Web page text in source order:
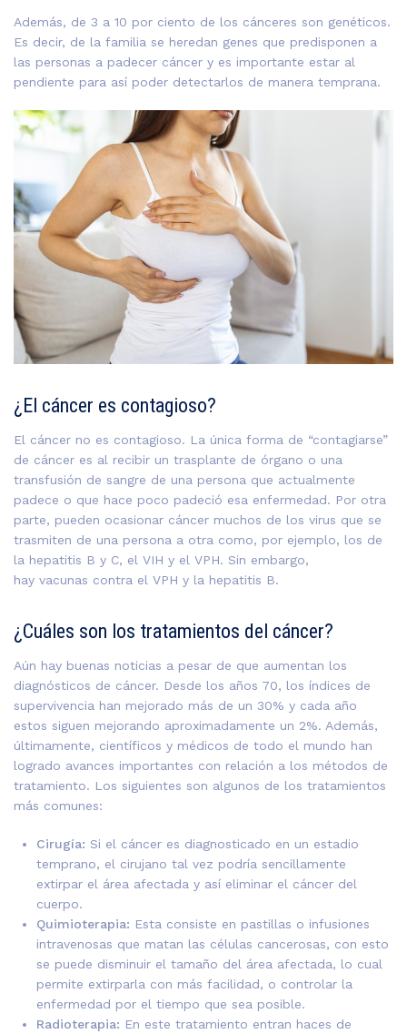
Además, de 3 a 10 por ciento de los cánceres son genéticos.
Es decir, de la familia se heredan genes que predisponen a
las personas a padecer cáncer y es importante estar al
pendiente para así poder detectarlos de manera temprana.
¿El cáncer es contagioso?
El cáncer no es contagioso. La única forma de “contagiarse”
de cáncer es al recibir un trasplante de órgano o una
transfusión de sangre de una persona que actualmente
padece o que hace poco padeció esa enfermedad. Por otra
parte, pueden ocasionar cáncer muchos de los virus que se
trasmiten de una persona a otra como, por ejemplo, los de
la hepatitis B y C, el VIH y el VPH. Sin embargo,
hay vacunas contra el VPH y la hepatitis B.
¿Cuáles son los tratamientos del cáncer?
Aún hay buenas noticias a pesar de que aumentan los
diagnósticos de cáncer. Desde los años 70, los índices de
supervivencia han mejorado más de un 30% y cada año
estos siguen mejorando aproximadamente un 2%. Además,
últimamente, científicos y médicos de todo el mundo han
logrado avances importantes con relación a los métodos de
tratamiento. Los siguientes son algunos de los tratamientos
más comunes:
Cirugía: Si el cáncer es diagnosticado en un estadio
temprano, el cirujano tal vez podría sencillamente
extirpar el área afectada y así eliminar el cáncer del
cuerpo.
Quimioterapia: Esta consiste en pastillas o infusiones
intravenosas que matan las células cancerosas, con esto
se puede disminuir el tamaño del área afectada, lo cual
permite extirparla con más facilidad, o controlar la
enfermedad por el tiempo que sea posible.
Radioterapia: En este tratamiento entran haces de